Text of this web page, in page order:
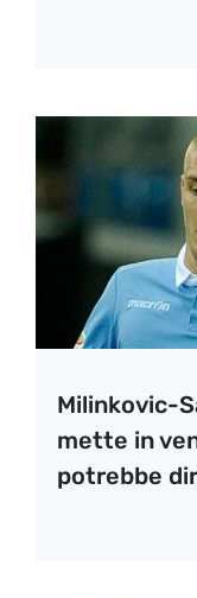
Milinkovic-
mette in
potrebbe